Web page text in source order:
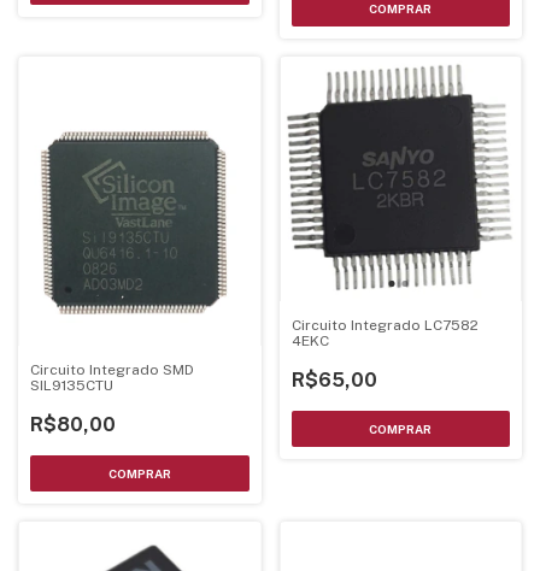
Circuito Integrado SMD
SIL9135CTU
R$80,00
Circuito Integrado LC7582
4EKC
R$65,00